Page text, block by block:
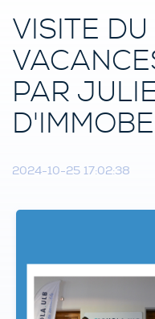
Parents
Tuteurs
VISITE
PAR
2024-10-25 17:02:38